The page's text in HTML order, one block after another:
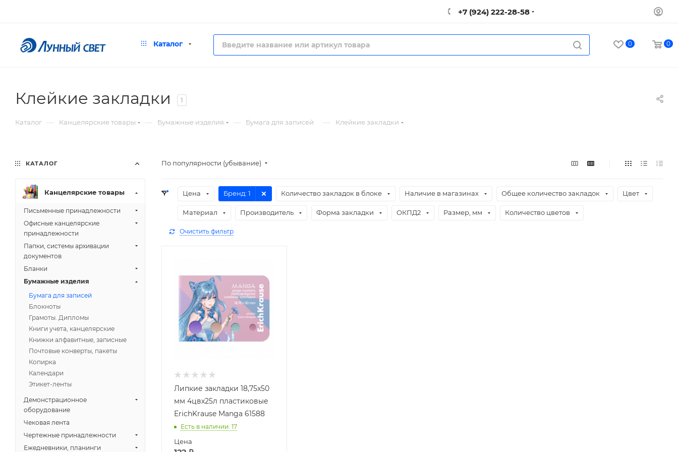
+7 (924) 222-28-58
Каталог 0 0
Клейкие закладки 1
Каталог — Канцелярские товары — Бумажные изделия — Бумага для записей — Клейкие закладки
По популярности (убывание)
Цена Бренд: 1 Количество закладок в блоке Наличие в магазинах Общее количество закладок Цвет
Материал Производитель Форма закладки ОКПД2 Размер, мм Количество цветов
Очистить фильтр
Липкие закладки 18,75x50
мм 4цвх25л пластиковые
ErichKrause Manga 61588
Есть в наличии: 17
Цена
КАТАЛОГ
Канцелярские товары
Письменные принадлежности
Офисные канцелярские
принадлежности
Папки, системы архивации
документов
Бланки
Бумажные изделия
Бумага для записей
Блокноты
Грамоты. Дипломы
Книги учета, канцелярские
Книжки алфавитные, записные
Почтовые конверты, пакеты
Копирка
Календари
Этикет-ленты
Демонстрационное
оборудование
Чековая лента
Чертежные принадлежности
Ежедневники, планинги